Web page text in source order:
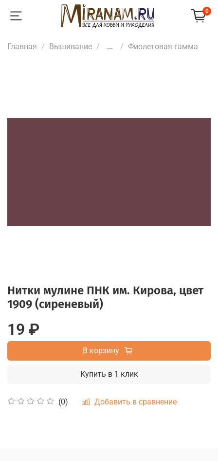
0
Главная Вышивание ... Фиолетовая гамма
Нитки мулине ПНК им. Кирова, цвет
1909 (сиреневый)
(0) Добавить в сравнение
19 ₽
В корзину
Купить в 1 клик